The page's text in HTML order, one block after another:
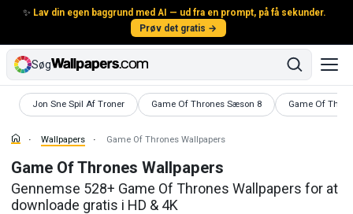
✨ Lav din egen baggrund med AI — ud fra en prompt, på få sekunder.
Prøv det gratis →
Søg
Jon Sne Spil Af Troner
Wallpapers Game Of Thrones Sæson 8
Wallpapers Game Of
Wallpapers
Wallpapers Game Of Thrones Wallpapers
Game Of Thrones Wallpapers
Gennemse 528+ Game Of Thrones Wallpapers for at
downloade gratis i HD & 4K